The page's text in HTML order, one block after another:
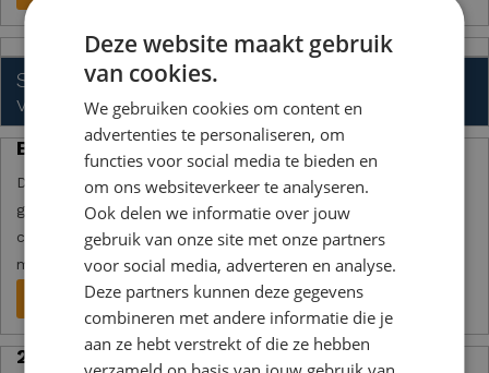
Sociale en communicatieve
vaardigheidstraining | VMBO tl
Brugklas
Deze online training op het
gebied van sociale en
communicatieve vaardigheden,
maakt van het eerste middelbare
schooljaar een succes.
Meer product- en bestelinfo
2e Klas
Deze website maakt gebruik
van cookies.
We gebruiken cookies om content en
advertenties te personaliseren, om
functies voor social media te bieden en
om ons websiteverkeer te analyseren.
Ook delen we informatie over jouw
gebruik van onze site met onze partners
voor social media, adverteren en analyse.
Deze partners kunnen deze gegevens
combineren met andere informatie die je
aan ze hebt verstrekt of die ze hebben